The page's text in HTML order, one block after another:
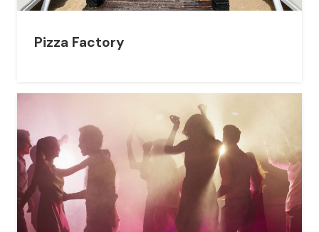
Pizza Factory